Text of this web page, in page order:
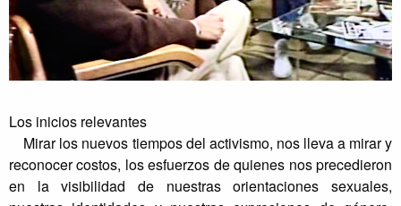
Los inicios relevantes
Mirar los nuevos tiempos del activismo, nos lleva a mirar y
reconocer costos, los esfuerzos de quienes nos precedieron
en la visibilidad de nuestras orientaciones sexuales,